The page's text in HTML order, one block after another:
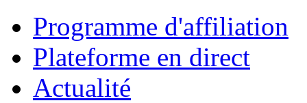
Programme d'affiliation
Plateforme en direct
Actualité